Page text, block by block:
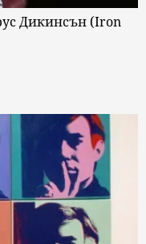
Дикинсън (Iron